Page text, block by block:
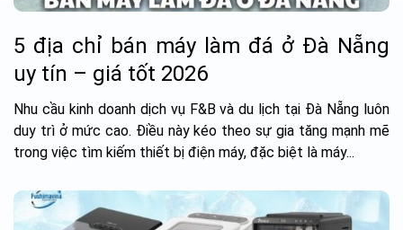
5 địa chỉ bán máy làm đá ở Đà Nẵng
uy tín – giá tốt 2026
Nhu cầu kinh doanh dịch vụ F&B và du lịch tại Đà Nẵng luôn
duy trì ở mức cao. Điều này kéo theo sự gia tăng mạnh mẽ
trong việc tìm kiếm thiết bị điện máy, đặc biệt là máy...